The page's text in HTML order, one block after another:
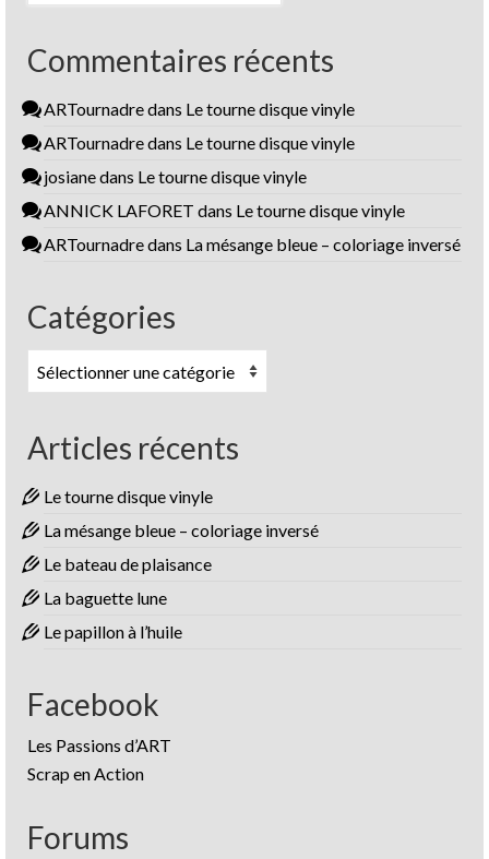
Commentaires récents
ARTournadredans Le tourne disque vinyle
ARTournadredans Le tourne disque vinyle
josianedans Le tourne disque vinyle
ANNICK LAFORET dans Le tourne disque vinyle
ARTournadredans La mésange bleue – coloriage inversé
Catégories
Catégories
Articles récents
Le tourne disque vinyle
La mésange bleue – coloriage inversé
Le bateau de plaisance
La baguette lune
Le papillon à l’huile
Facebook
Les Passions d’ART
Scrap en Action
Forums